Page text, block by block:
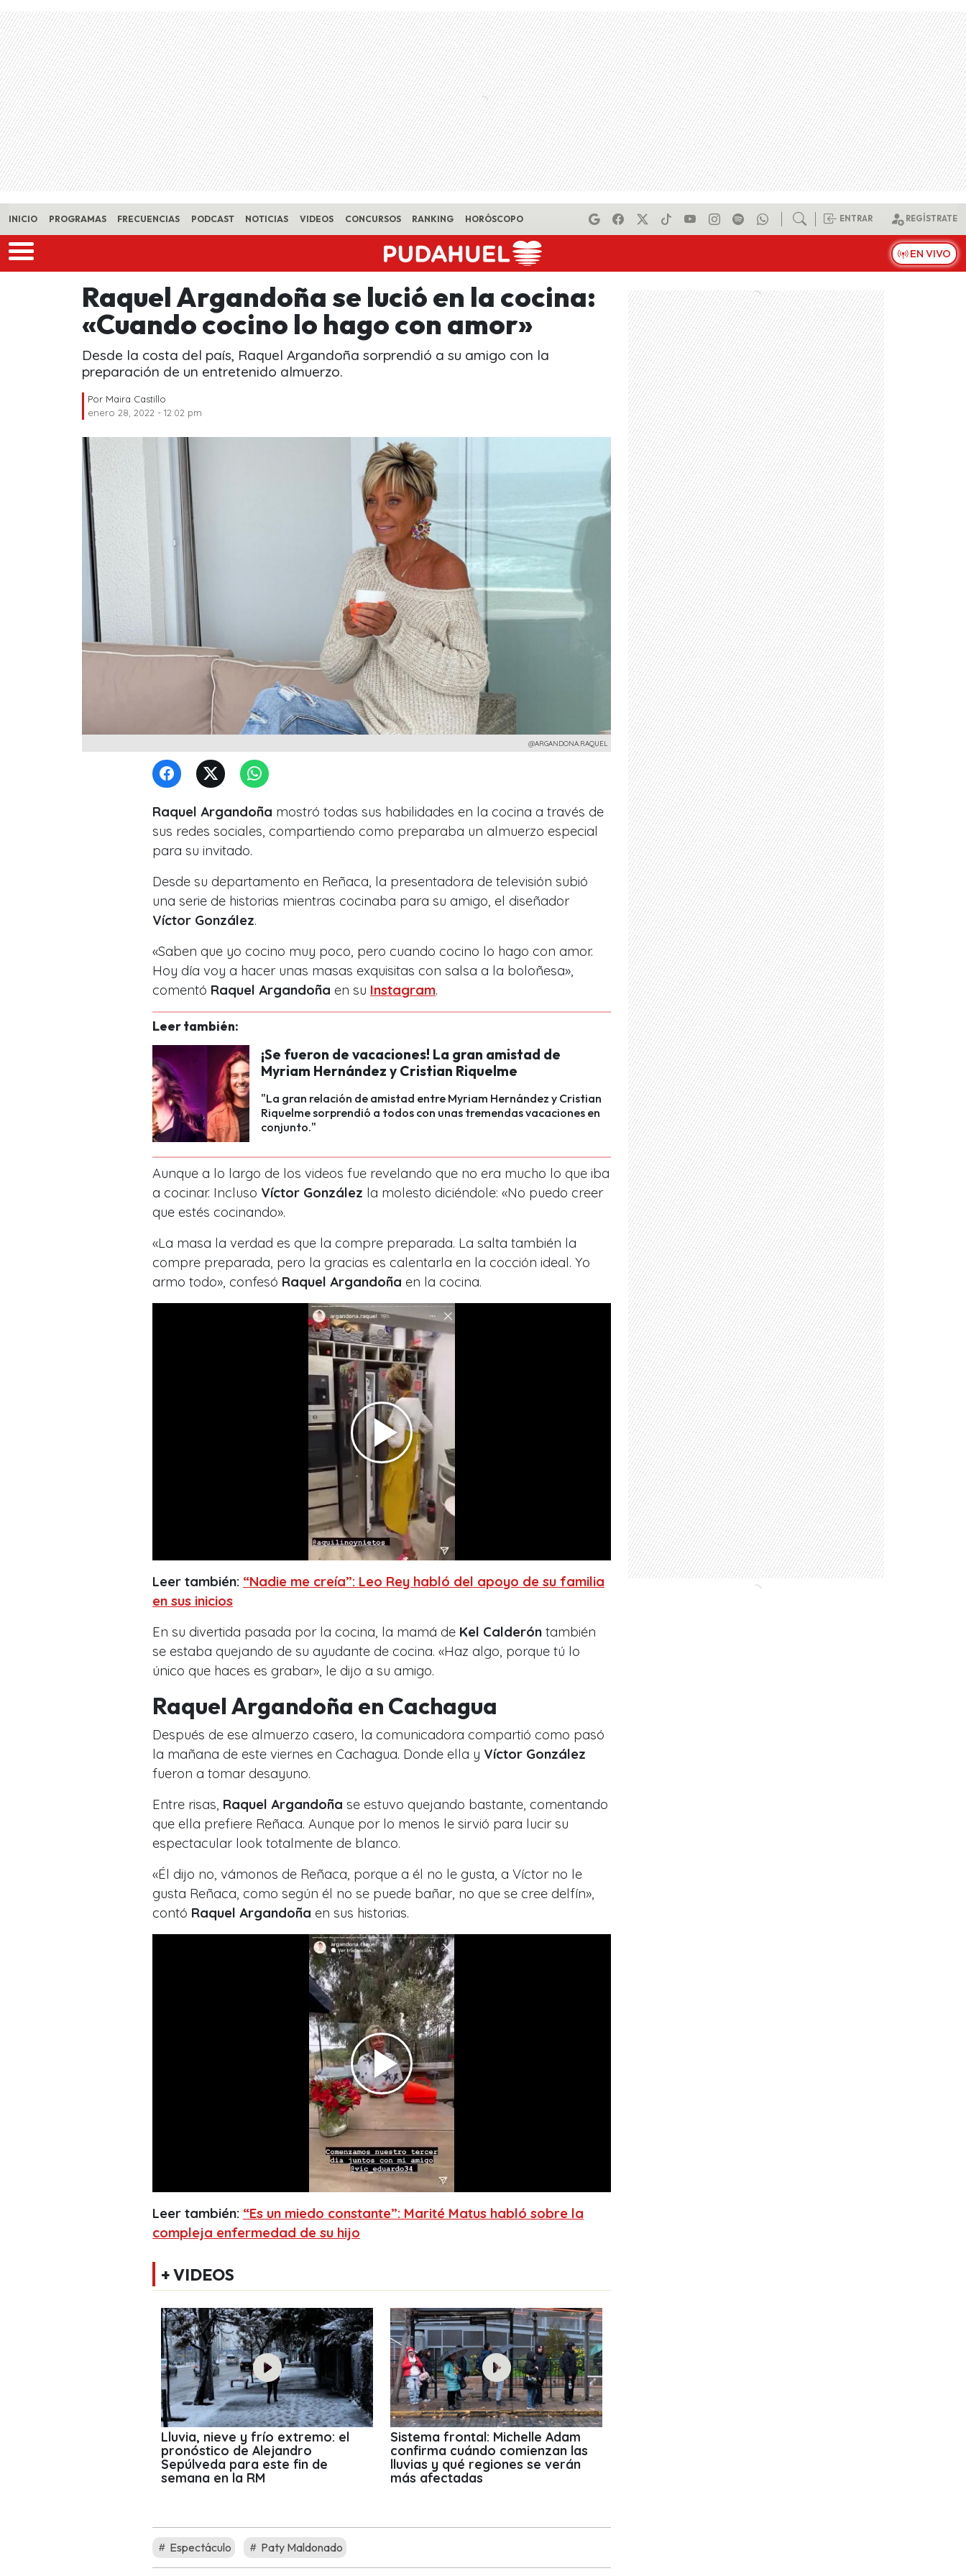
Skip to main content
INICIO PROGRAMAS FRECUENCIAS PODCAST NOTICIAS VIDEOS CONCURSOS RANKING HORÓSCOPO ENTRAR REGÍSTRATE
EN VIVO
Raquel Argandoña se lució en la cocina:
«Cuando cocino lo hago con amor»
Desde la costa del país, Raquel Argandoña sorprendió a su amigo con la
preparación de un entretenido almuerzo.
Por Maira Castillo
enero 28, 2022 - 12:02 pm
@ARGANDONA.RAQUEL
Raquel Argandoña mostró todas sus habilidades en la cocina a través de
sus redes sociales, compartiendo como preparaba un almuerzo especial
para su invitado.
Desde su departamento en Reñaca, la presentadora de televisión subió
una serie de historias mientras cocinaba para su amigo, el diseñador
Víctor González.
«Saben que yo cocino muy poco, pero cuando cocino lo hago con amor.
Hoy día voy a hacer unas masas exquisitas con salsa a la boloñesa»,
comentó Raquel Argandoña en su Instagram.
Leer también:
¡Se fueron de vacaciones! La gran amistad de
Myriam Hernández y Cristian Riquelme
"La gran relación de amistad entre Myriam Hernández y Cristian
Riquelme sorprendió a todos con unas tremendas vacaciones en
conjunto."
Aunque a lo largo de los videos fue revelando que no era mucho lo que iba
a cocinar. Incluso Víctor González la molesto diciéndole: «No puedo creer
que estés cocinando».
«La masa la verdad es que la compre preparada. La salta también la
compre preparada, pero la gracias es calentarla en la cocción ideal. Yo
armo todo», confesó Raquel Argandoña en la cocina.
Leer también: “Nadie me creía”: Leo Rey habló del apoyo de su familia
en sus inicios
En su divertida pasada por la cocina, la mamá de Kel Calderón también
se estaba quejando de su ayudante de cocina. «Haz algo, porque tú lo
único que haces es grabar», le dijo a su amigo.
Raquel Argandoña en Cachagua
Después de ese almuerzo casero, la comunicadora compartió como pasó
la mañana de este viernes en Cachagua. Donde ella y Víctor González
fueron a tomar desayuno.
Entre risas, Raquel Argandoña se estuvo quejando bastante, comentando
que ella prefiere Reñaca. Aunque por lo menos le sirvió para lucir su
espectacular look totalmente de blanco.
«Él dijo no, vámonos de Reñaca, porque a él no le gusta, a Víctor no le
gusta Reñaca, como según él no se puede bañar, no que se cree delfín»,
contó Raquel Argandoña en sus historias.
Leer también: “Es un miedo constante”: Marité Matus habló sobre la
compleja enfermedad de su hijo
+ VIDEOS
Lluvia, nieve y frío extremo: el
pronóstico de Alejandro
Sepúlveda para este fin de
semana en la RM
Sistema frontal: Michelle Adam
confirma cuándo comienzan las
lluvias y qué regiones se verán
más afectadas
Espectáculo Paty Maldonado